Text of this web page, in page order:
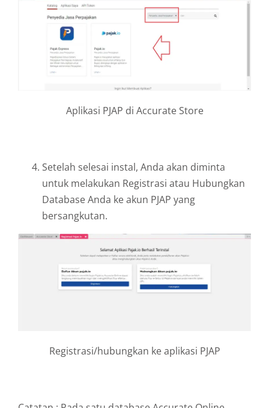
Aplikasi PJAP di Accurate Store
Setelah selesai instal, Anda akan diminta
untuk melakukan Registrasi atau Hubungkan
Database Anda ke akun PJAP yang
bersangkutan.
Registrasi/hubungkan ke aplikasi PJAP